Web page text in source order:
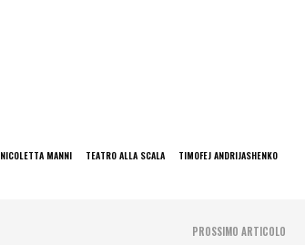
NICOLETTA MANNI TEATRO ALLA SCALA TIMOFEJ ANDRIJASHENKO
PROSSIMO ARTICOLO